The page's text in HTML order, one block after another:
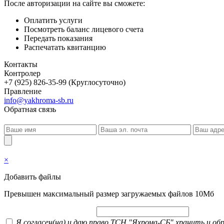
После авторизации на сайте вы сможете:
Оплатить услуги
Посмотреть баланс лицевого счета
Передать показания
Распечатать квитанцию
Контакты
Контролер
+7 (925) 826-35-99 (Круглосуточно)
Правление
info@yakhroma-sb.ru
Обратная связь
×
Добавить файлы
Превышен максимальный размер загружаемых файлов 10Мб